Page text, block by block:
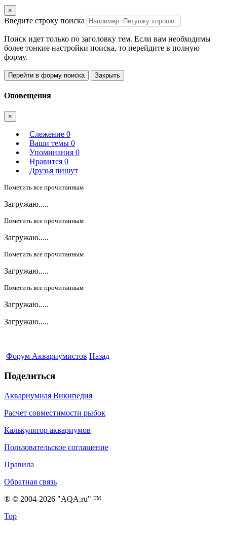
×
Введите строку поиска
Поиск идет только по заголовку тем. Если вам необходимы
более тонкие настройки поиска, то перейдите в полную
форму.
Перейти в форму поиска Закрыть
Оповещения
×
Слежение 0
Ваши темы 0
Упоминания 0
Нравится 0
Друзья пишут
Пометить все прочитанным
Загружаю.....
Пометить все прочитанным
Загружаю.....
Пометить все прочитанным
Загружаю.....
Пометить все прочитанным
Загружаю.....
Загружаю.....
Форум Аквариумистов Назад
Поделиться
Аквариумная Википедия
Расчет совместимости рыбок
Калькулятор аквариумов
Пользовательское соглашение
Правила
Обратная связь
® © 2004-2026 "AQA.ru" ™
Top